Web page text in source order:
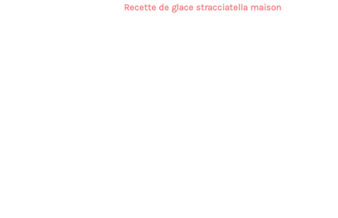
Recette de glace stracciatella maison